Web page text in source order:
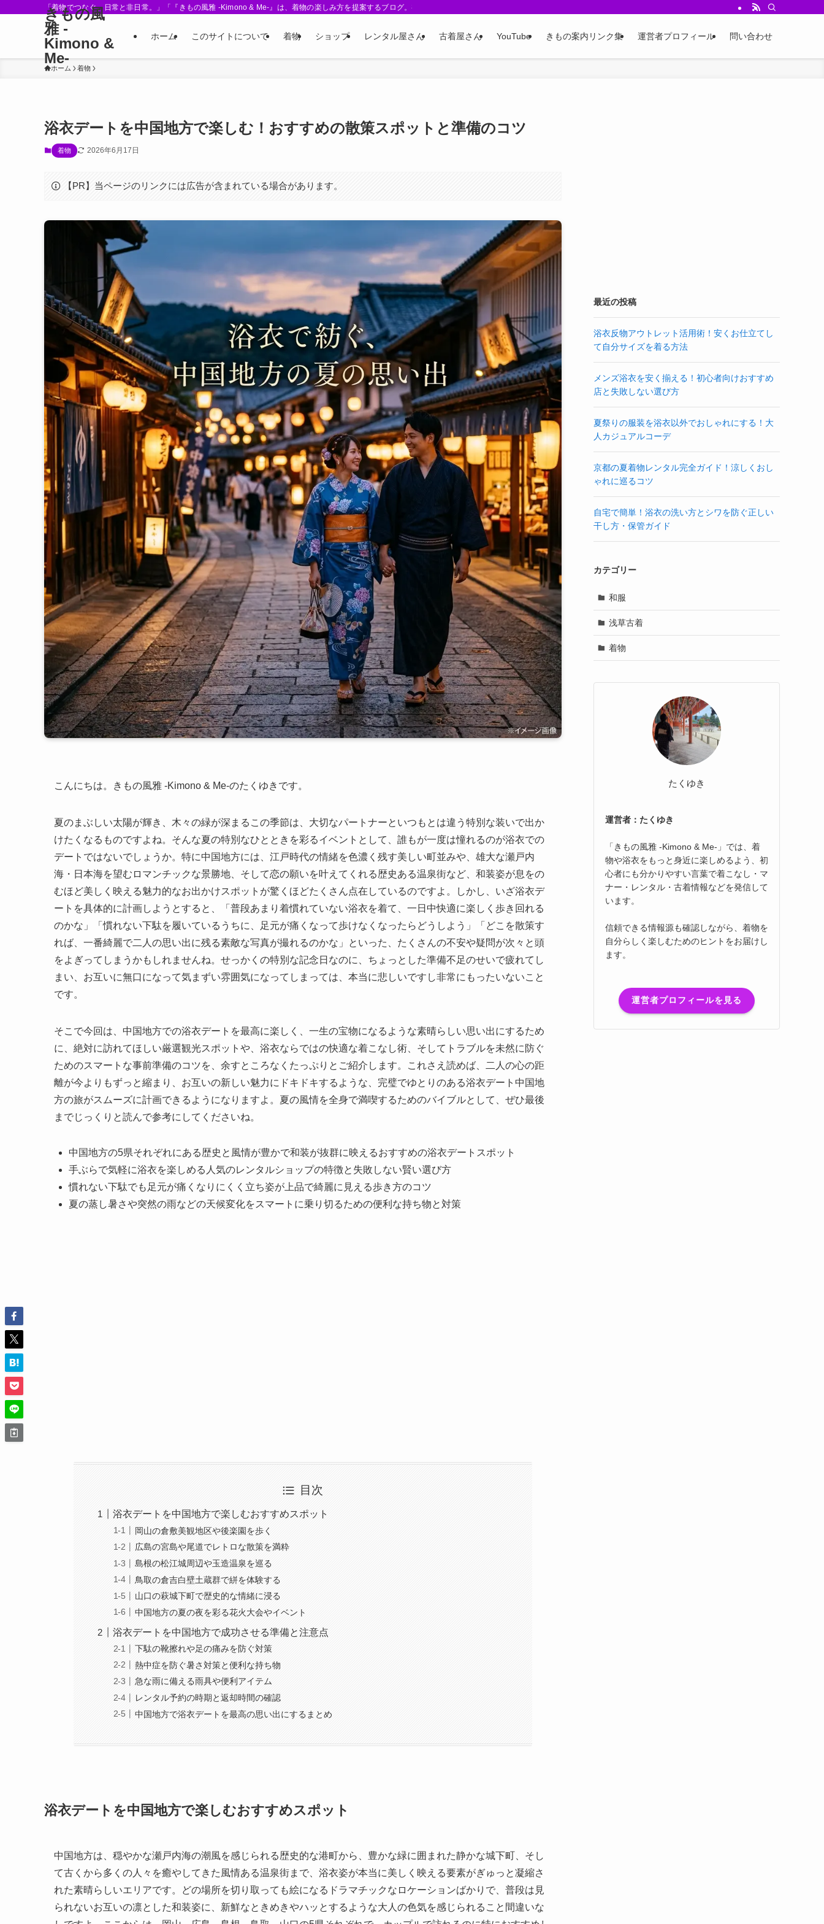
「着物でつなぐ、日常と非日常。」「『きもの風雅 -Kimono & Me-』は、着物の楽しみ方を提案するブログ。初心者向けガイド、着こなしアレンジ、四季のコーデ例、小物選びやイベント情報を発信中。
きもの風
雅 -
Kimono &
Me-
ホーム このサイトについて 着物 ショップ レンタル屋さん 古着屋さん YouTube きもの案内リンク集 運営者プロフィール 問い合わせ
ホーム 着物
浴衣デートを中国地方で楽しむ！おすすめの散策スポットと準備のコツ
着物 2026年6月17日
【PR】当ページのリンクには広告が含まれている場合があります。
こんにちは。きもの風雅 -Kimono & Me-のたくゆきです。
夏のまぶしい太陽が輝き、木々の緑が深まるこの季節は、大切なパートナーといつもとは違う特別な装いで出か
けたくなるものですよね。そんな夏の特別なひとときを彩るイベントとして、誰もが一度は憧れるのが浴衣での
デートではないでしょうか。特に中国地方には、江戸時代の情緒を色濃く残す美しい町並みや、雄大な瀬戸内
海・日本海を望むロマンチックな景勝地、そして恋の願いを叶えてくれる歴史ある温泉街など、和装姿が息をの
むほど美しく映える魅力的なお出かけスポットが驚くほどたくさん点在しているのですよ。しかし、いざ浴衣デ
ートを具体的に計画しようとすると、「普段あまり着慣れていない浴衣を着て、一日中快適に楽しく歩き回れる
のかな」「慣れない下駄を履いているうちに、足元が痛くなって歩けなくなったらどうしよう」「どこを散策す
れば、一番綺麗で二人の思い出に残る素敵な写真が撮れるのかな」といった、たくさんの不安や疑問が次々と頭
をよぎってしまうかもしれませんね。せっかくの特別な記念日なのに、ちょっとした準備不足のせいで疲れてし
まい、お互いに無口になって気まずい雰囲気になってしまっては、本当に悲しいですし非常にもったいないこと
です。
そこで今回は、中国地方での浴衣デートを最高に楽しく、一生の宝物になるような素晴らしい思い出にするため
に、絶対に訪れてほしい厳選観光スポットや、浴衣ならではの快適な着こなし術、そしてトラブルを未然に防ぐ
ためのスマートな事前準備のコツを、余すところなくたっぷりとご紹介します。これさえ読めば、二人の心の距
離が今よりもずっと縮まり、お互いの新しい魅力にドキドキするような、完璧でゆとりのある浴衣デート中国地
方の旅がスムーズに計画できるようになりますよ。夏の風情を全身で満喫するためのバイブルとして、ぜひ最後
までじっくりと読んで参考にしてくださいね。
中国地方の5県それぞれにある歴史と風情が豊かで和装が抜群に映えるおすすめの浴衣デートスポット
手ぶらで気軽に浴衣を楽しめる人気のレンタルショップの特徴と失敗しない賢い選び方
慣れない下駄でも足元が痛くなりにくく立ち姿が上品で綺麗に見える歩き方のコツ
夏の蒸し暑さや突然の雨などの天候変化をスマートに乗り切るための便利な持ち物と対策
目次
浴衣デートを中国地方で楽しむおすすめスポット
岡山の倉敷美観地区や後楽園を歩く
広島の宮島や尾道でレトロな散策を満粋
島根の松江城周辺や玉造温泉を巡る
鳥取の倉吉白壁土蔵群で絣を体験する
山口の萩城下町で歴史的な情緒に浸る
中国地方の夏の夜を彩る花火大会やイベント
浴衣デートを中国地方で成功させる準備と注意点
下駄の靴擦れや足の痛みを防ぐ対策
熱中症を防ぐ暑さ対策と便利な持ち物
急な雨に備える雨具や便利アイテム
レンタル予約の時期と返却時間の確認
中国地方で浴衣デートを最高の思い出にするまとめ
浴衣デートを中国地方で楽しむおすすめスポット
中国地方は、穏やかな瀬戸内海の潮風を感じられる歴史的な港町から、豊かな緑に囲まれた静かな城下町、そし
て古くから多くの人々を癒やしてきた風情ある温泉街まで、浴衣姿が本当に美しく映える要素がぎゅっと凝縮さ
れた素晴らしいエリアです。どの場所を切り取っても絵になるドラマチックなロケーションばかりで、普段は見
られないお互いの凛とした和装姿に、新鮮なときめきやハッとするような大人の色気を感じられること間違いな
最近の投稿
浴衣反物アウトレット活用術！安くお仕立てし
て自分サイズを着る方法
メンズ浴衣を安く揃える！初心者向けおすすめ
店と失敗しない選び方
夏祭りの服装を浴衣以外でおしゃれにする！大
人カジュアルコーデ
京都の夏着物レンタル完全ガイド！涼しくおし
ゃれに巡るコツ
自宅で簡単！浴衣の洗い方とシワを防ぐ正しい
干し方・保管ガイド
カテゴリー
和服
浅草古着
着物
たくゆき
運営者：たくゆき
「きもの風雅 -Kimono & Me-」では、着
物や浴衣をもっと身近に楽しめるよう、初
心者にも分かりやすい言葉で着こなし・マ
ナー・レンタル・古着情報などを発信して
います。
信頼できる情報源も確認しながら、着物を
自分らしく楽しむためのヒントをお届けし
ます。
運営者プロフィールを見る